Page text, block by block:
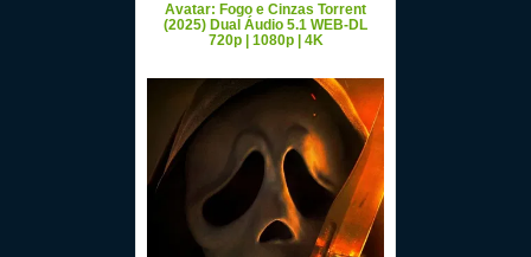
Avatar: Fogo e Cinzas Torrent
(2025) Dual Áudio 5.1 WEB-DL
720p | 1080p | 4K